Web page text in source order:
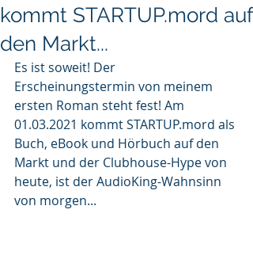
kommt STARTUP.mord auf
den Markt...
Es ist soweit! Der
Erscheinungstermin von meinem
ersten Roman steht fest! Am
01.03.2021 kommt STARTUP.mord als
Buch, eBook und Hörbuch auf den
Markt und der Clubhouse-Hype von
heute, ist der AudioKing-Wahnsinn
von morgen...